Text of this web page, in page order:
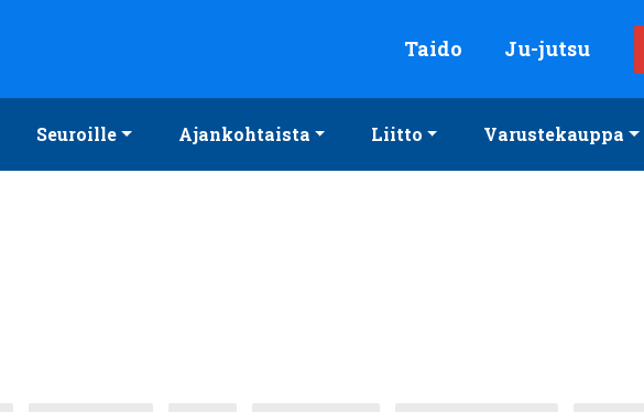
Taido Ju-jutsu
Seuroille Ajankohtaista Liitto Varustekauppa